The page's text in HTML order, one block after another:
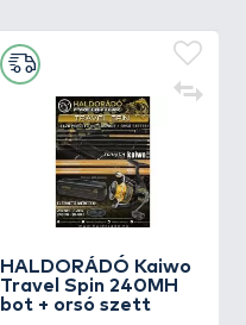
HALDORÁDÓ Kaiwo
Travel Spin 240MH
bot + orsó szett